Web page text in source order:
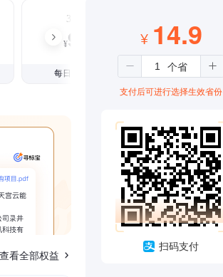
3个月
¥99
每日仅1.08元
查看全部权益
¥ 14.9
支付后可进行选择生效省份
扫码支付